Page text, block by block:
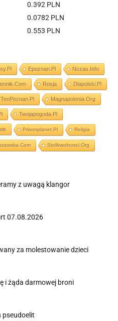
0.392 PLN
0.0782 PLN
0.553 PLN
Epoznan.pl Nczas.info
Rosja Dlapolski.pl
TenPoznan.pl Magnapolonia.org
Twojapogoda.pl
Prisonplanet.pl Religia
Stolikwolnosci.org
z uwagą klangor
07.08.2026
za molestowanie dzieci
i żąda darmowej broni
pseudoelit